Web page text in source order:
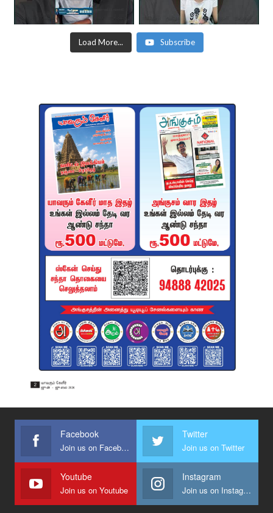
Load More... Subscribe
Facebook
Join us on Facebook
Twitter
Join us on Twitter
Youtube
Join us on Youtube
Instagram
Join us on Instagram